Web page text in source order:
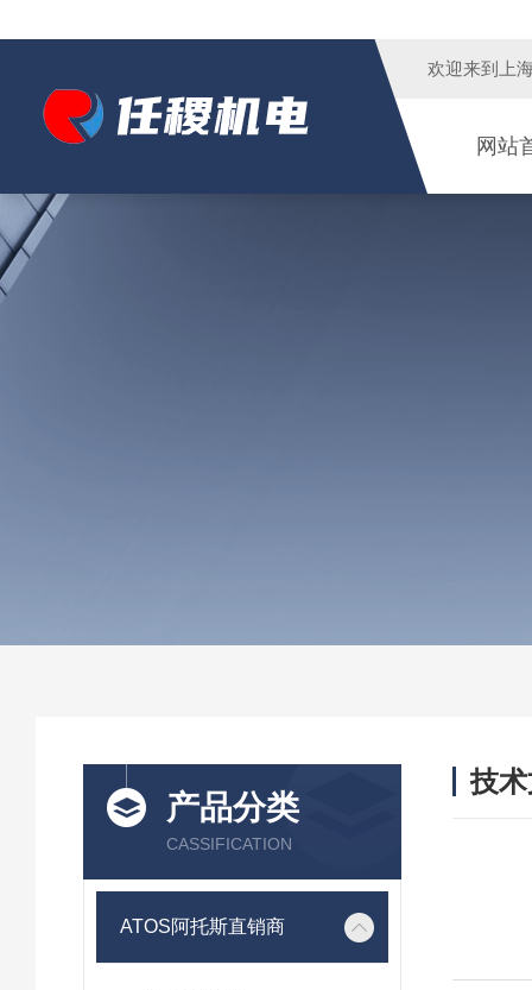
欢迎来到 上
网站
产品分类
CASSIFICATION
ATOS阿托斯直销商
技